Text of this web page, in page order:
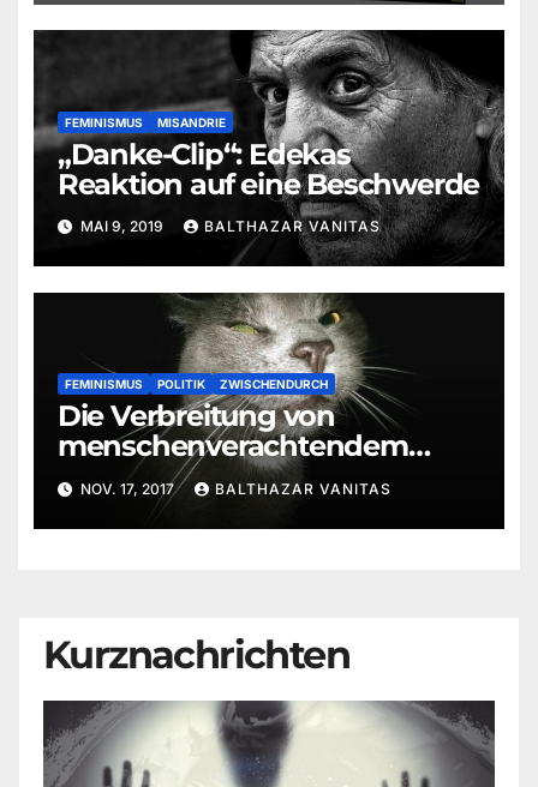
FEMINISMUS MISANDRIE
„Danke-Clip“: Edekas
Reaktion auf eine Beschwerde
MAI 9, 2019 BALTHAZAR VANITAS
FEMINISMUS POLITIK ZWISCHENDURCH
Die Verbreitung von
menschenverachtendem
Material mit Alles Evolution
NOV. 17, 2017 BALTHAZAR VANITAS
Kurznachrichten